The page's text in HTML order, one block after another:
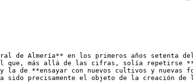
de Almería** en los primeros años setenta
más allá de las cifras, solía repetirse
la de **ensayar con nuevos cultivos y
sido precisamente el objeto de la creación de